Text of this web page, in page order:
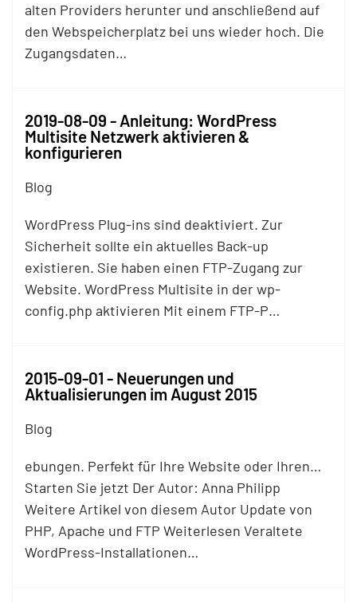
alten Providers herunter und anschließend auf
den Webspeicherplatz bei uns wieder hoch. Die
Zugangsdaten…
2019-08-09 - Anleitung: WordPress
Multisite Netzwerk aktivieren &
konfigurieren
Blog
WordPress Plug-ins sind deaktiviert. Zur
Sicherheit sollte ein aktuelles Back-up
existieren. Sie haben einen FTP-Zugang zur
Website. WordPress Multisite in der wp-
config.php aktivieren Mit einem FTP-P…
2015-09-01 - Neuerungen und
Aktualisierungen im August 2015
Blog
ebungen. Perfekt für Ihre Website oder Ihren…
Starten Sie jetzt Der Autor: Anna Philipp
Weitere Artikel von diesem Autor Update von
PHP, Apache und FTP Weiterlesen Veraltete
WordPress-Installationen…